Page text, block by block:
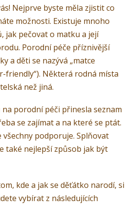
Nejprve byste měla zjistit co
možnosti. Existuje mnoho
jak pečovat o matku a její
Porodní péče příznivější
a děti se nazývá „matce
friendly“). Některá rodná místa
než jiná.
porodní péči přinesla seznam
se zajímat a na které se ptát.
všechny podporuje. Splňovat
také nejlepší způsob jak být
kde a jak se děťátko narodí, si
vybírat z následujících